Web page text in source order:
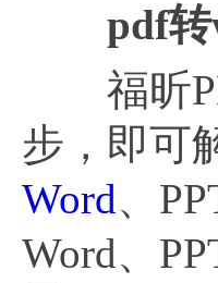
pdf
福昕
步，即可
Word、
Word、